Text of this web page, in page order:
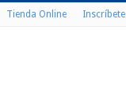
Tienda Online Inscríbete